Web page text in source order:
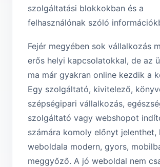
szolgáltatási blokkokban és a
felhasználónak szóló
Fejér megyében sok vállalkozás
erős helyi kapcsolatokkal, de az
ma már gyakran online kezdik a
Egy szolgáltató, kivitelező,
szépségipari vállalkozás,
szolgáltató vagy webshopot
számára komoly előnyt jelenthet,
weboldala modern, gyors,
meggyőző. A jó weboldal nem